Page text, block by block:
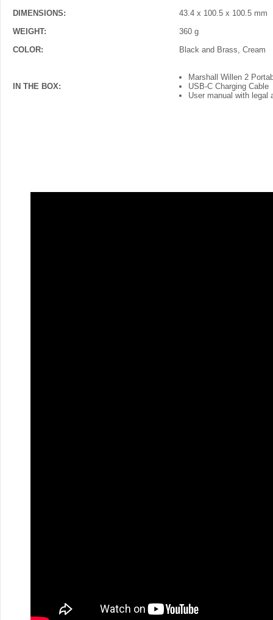
DIMENSIONS:
43.4 x 100.5 x 100.5 mm
WEIGHT:
360 g
COLOR:
Black and Brass, Cream
IN THE BOX:
Marshall Willen 2
USB-C Charging Cable
User manual with legal